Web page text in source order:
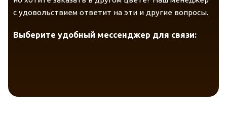
с удовольствием ответит на эти и другие вопросы.
Выберите удобный мессенджер для связи: